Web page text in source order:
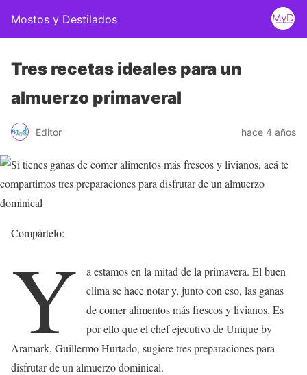
Mostos y Destilados
Tres recetas ideales para un
almuerzo primaveral
Editor hace 4 años
Compártelo:
Y
a estamos en la mitad de la primavera. El buen
clima se hace notar y, junto con eso, las ganas
de comer alimentos más frescos y livianos. Es
por ello que el chef ejecutivo de Unique by
Aramark, Guillermo Hurtado, sugiere tres preparaciones para
disfrutar de un almuerzo dominical.